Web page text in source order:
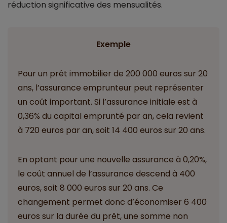
réduction significative des mensualités.
Exemple
Pour un prêt immobilier de 200 000 euros sur 20
ans, l’assurance emprunteur peut représenter
un coût important. Si l’assurance initiale est à
0,36% du capital emprunté par an, cela revient
à 720 euros par an, soit 14 400 euros sur 20 ans.
En optant pour une nouvelle assurance à 0,20%,
le coût annuel de l’assurance descend à 400
euros, soit 8 000 euros sur 20 ans. Ce
changement permet donc d’économiser 6 400
euros sur la durée du prêt, une somme non